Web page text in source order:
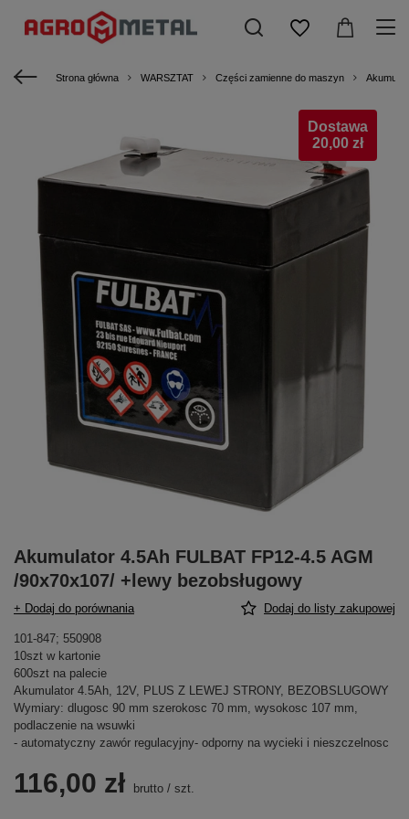
Strona główna WARSZTAT Części zamienne do maszyn
Dostawa
20,00 zł
Akumulator 4.5Ah FULBAT FP12-4.5 AGM
/90x70x107/ +lewy bezobsługowy
+ Dodaj do porównania Dodaj do listy zakupowej
101-847; 550908
10szt w kartonie
600szt na palecie
Akumulator 4.5Ah, 12V, PLUS Z LEWEJ STRONY, BEZOBSLUGOWY
Wymiary: dlugosc 90 mm szerokosc 70 mm, wysokosc 107 mm,
podlaczenie na wsuwki
- automatyczny zawór regulacyjny- odporny na wycieki i nieszczelnosc
116,00 zł brutto / szt.